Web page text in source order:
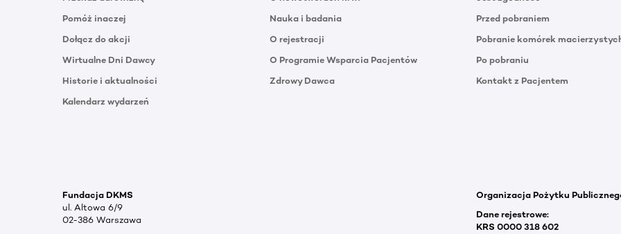
Pomóż inaczej
Dołącz do akcji
Wirtualne Dni Dawcy
Historie i aktualności
Kalendarz wydarzeń
Nauka i badania
O rejestracji
O Programie Wsparcia Pacjentów
Zdrowy Dawca
Przed pobraniem
Pobranie komórek
Po pobraniu
Kontakt z Pacjentem
Fundacja DKMS
ul. Altowa 6/9
02-386 Warszawa
Organizacja Pożytku
Dane rejestrowe:
KRS 0000 318 602